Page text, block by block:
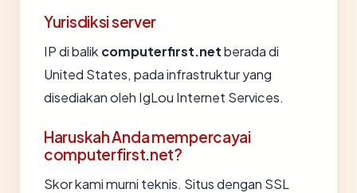
Yurisdiksi server
IP di balik computerfirst.netberada di
United States, pada infrastruktur yang
disediakan oleh IgLou Internet Services.
Haruskah Anda mempercayai
computerfirst.net?
Skor kami murni teknis. Situs dengan SSL